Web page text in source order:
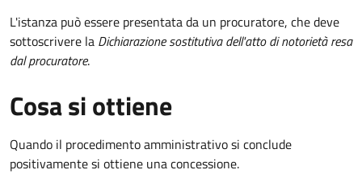
L'istanza può essere presentata da un procuratore, che deve
sottoscrivere la Dichiarazione sostitutiva dell'atto di notorietà resa
dal procuratore.
Cosa si ottiene
Quando il procedimento amministrativo si conclude
positivamente si ottiene una concessione.